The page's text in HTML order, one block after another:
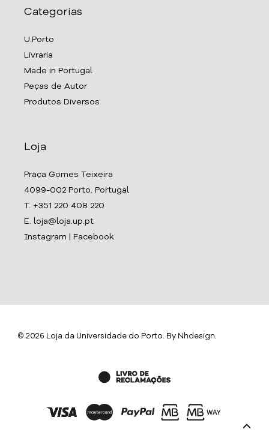
Categorias
U.Porto
Livraria
Made in Portugal
Peças de Autor
Produtos Diversos
Loja
Praça Gomes Teixeira
4099-002 Porto. Portugal
T. +351 220 408 220
E. loja@loja.up.pt
Instagram
Facebook
© 2026 Loja da Universidade do Porto. By Nhdesign.